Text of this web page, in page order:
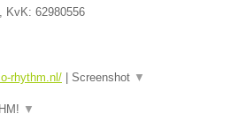
, KvK: 62980556
rhythm.nl/ Screenshot ▼
▼